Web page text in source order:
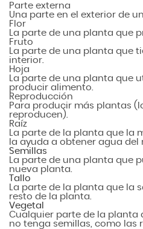
Parte externa
Una parte en el exterior de
Flor
La parte de una planta que
Fruto
La parte de una planta que
interior.
Hoja
La parte de una planta que
producir alimento.
Reproducción
Para producir más plantas
reproducen).
Raíz
La parte de la planta que la
la ayuda a obtener agua del
Semillas
La parte de una planta que
nueva planta.
Tallo
La parte de la planta que la
resto de la planta.
Vegetal
Cualquier parte de la planta
no tenga semillas, como las